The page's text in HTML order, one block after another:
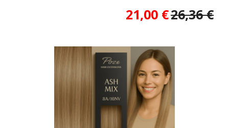
21,00 €26,36 €